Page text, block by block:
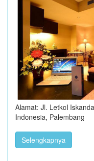
Alamat: Jl. Letkol
Indonesia, Palembang
Selengkapnya